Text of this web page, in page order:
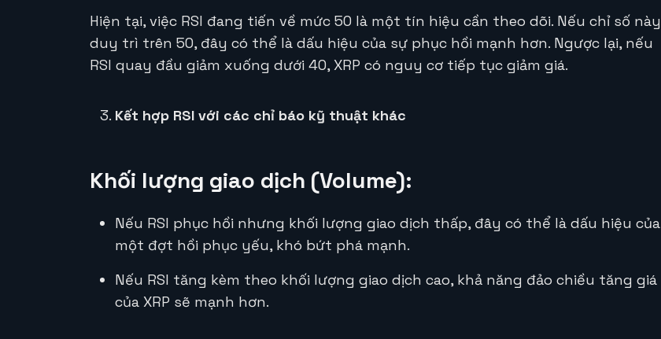
Hiện tại, việc RSI đang tiến về mức 50 là một tín hiệu cần theo dõi. Nếu chỉ số này
duy trì trên 50, đây có thể là dấu hiệu của sự phục hồi mạnh hơn. Ngược lại, nếu
RSI quay đầu giảm xuống dưới 40, XRP có nguy cơ tiếp tục giảm giá.
Kết hợp RSI với các chỉ báo kỹ thuật khác
Khối lượng giao dịch (Volume):
Nếu RSI phục hồi nhưng khối lượng giao dịch thấp, đây có thể là dấu hiệu của
một đợt hồi phục yếu, khó bứt phá mạnh.
Nếu RSI tăng kèm theo khối lượng giao dịch cao, khả năng đảo chiều tăng giá
của XRP sẽ mạnh hơn.